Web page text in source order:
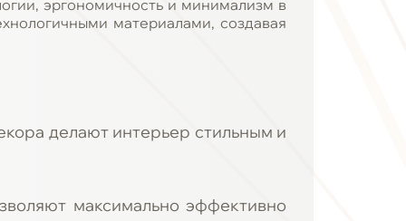
эргономичность и минимализм в
материалами, создавая
делают интерьер стильным и
максимально эффективно